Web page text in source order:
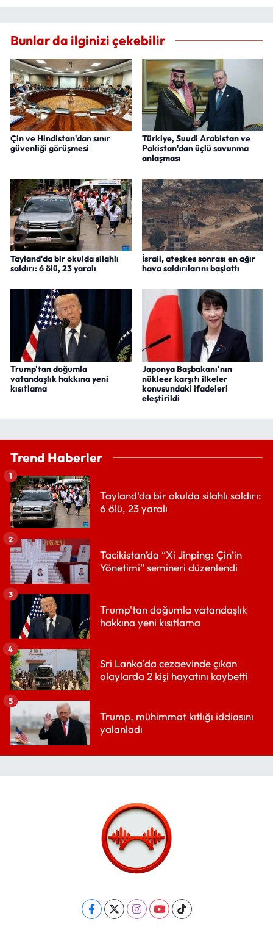
Bunlar da ilginizi çekebilir
Çin ve Hindistan'dan sınır
güvenliği görüşmesi
Türkiye, Suudi Arabistan ve
Pakistan'dan üçlü savunma
anlaşması
Tayland'da bir okulda silahlı
saldırı: 6 ölü, 23 yaralı
İsrail, ateşkes sonrası en ağır
hava saldırılarını başlattı
Trump'tan doğumla
vatandaşlık hakkına yeni
kısıtlama
Japonya Başbakanı'nın
nükleer karşıtı ilkeler
konusundaki ifadeleri
eleştirildi
Trend Haberler
Tayland'da bir okulda silahlı saldırı:
6 ölü, 23 yaralı
1
Tacikistan’da “Xi Jinping: Çin’in
Yönetimi” semineri düzenlendi
2
Trump'tan doğumla vatandaşlık
hakkına yeni kısıtlama
3
Sri Lanka'da cezaevinde çıkan
olaylarda 2 kişi hayatını kaybetti
4
Trump, mühimmat kıtlığı iddiasını
yalanladı
5